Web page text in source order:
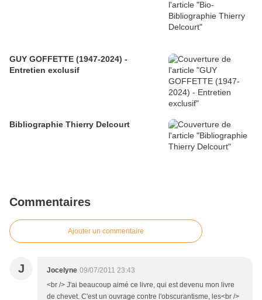
GUY GOFFETTE (1947-2024) -
Entretien exclusif
Bibliographie Thierry Delcourt
Commentaires
Ajouter un commentaire
J Jocelyne 09/07/2011 23:43
<br /> J'ai beaucoup aimé ce livre, qui est devenu mon livre
de chevet. C'est un ouvrage contre l'obscurantisme, les<br />